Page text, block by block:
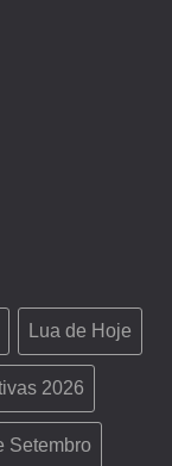
Lua de Hoje
2026
Setembro